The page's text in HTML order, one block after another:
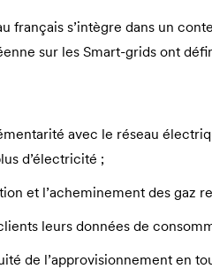
français s’intègre dans un
sur les Smart-grids ont
avec le réseau
d’électricité ;
et l’acheminement des gaz
leurs données de
de l’approvisionnement en